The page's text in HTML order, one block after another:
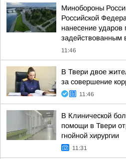
Минобороны
Российской
нанесение ударов
задействованным
11:46
В Твери двое
за совершение
11:46
В Клинической
помощи в Твери
гнойной хирургии
11:31